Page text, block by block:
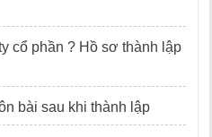
cổ phần ? Hồ sơ thành lập
bài sau khi thành lập